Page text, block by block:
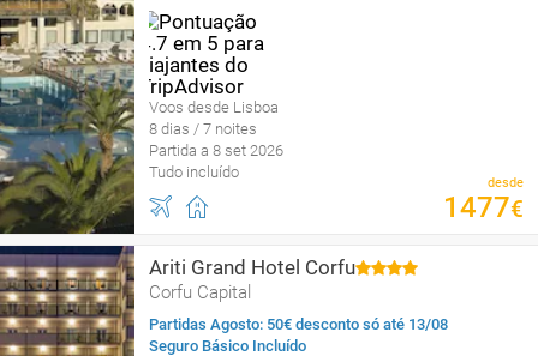
Voos desde Lisboa
8 dias / 7 noites
Partida a 8 set 2026
Tudo incluído
desde
1477€
Ariti Grand Hotel Corfu
Corfu Capital
Partidas Agosto: 50€ desconto só até 13/08
Seguro Básico Incluído